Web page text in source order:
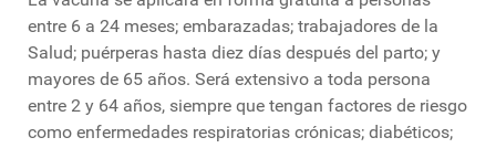
entre 6 a 24 meses; embarazadas; trabajadores de la
Salud; puérperas hasta diez días después del parto; y
mayores de 65 años. Será extensivo a toda persona
entre 2 y 64 años, siempre que tengan factores de riesgo
como enfermedades respiratorias crónicas; diabéticos;